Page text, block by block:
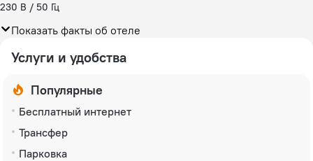
230 В / 50 Гц
Показать факты об отеле
Услуги и удобства
Популярные
Бесплатный интернет
Трансфер
Парковка